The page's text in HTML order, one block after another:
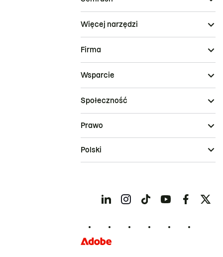
Więcej narzędzi
Firma
Wsparcie
Społeczność
Prawo
Polski